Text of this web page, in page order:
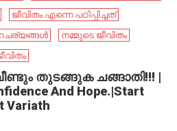
ജീവിതം എന്നെ പഠിപ്പിച്ചത്
നമ്മുടെ ജീവിതം
തുടങ്ങുക ചങ്ങാതി!!! |
And Hope.|Start
Variath